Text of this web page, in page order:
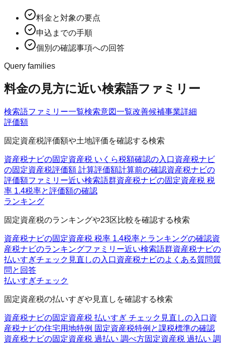
料金と対象の要点
申込までの手順
個別の確認事項への回答
Query families
料金の見方に近い検索語ファミリー
検索語ファミリー一覧検索意図一覧改善候補事業詳細
評価額
固定資産税評価額や土地評価を確認する検索
資産税ナビの固定資産税 いくら税額確認の入口資産税ナビ
の固定資産税評価額 計算評価額計算前の確認資産税ナビの
評価額ファミリー近い検索語群資産税ナビの固定資産税 税
率 1.4税率と評価額の確認
ランキング
固定資産税のランキングや23区比較を確認する検索
資産税ナビの固定資産税 税率 1.4税率とランキングの確認資
産税ナビのランキングファミリー近い検索語群資産税ナビの
払いすぎチェック 見直しの入口資産税ナビのよくある質問質
問と回答
払いすぎチェック
固定資産税の払いすぎや見直しを確認する検索
資産税ナビの固定資産税 払いすぎ チェック 見直しの入口資
産税ナビの住宅用地特例 固定資産税特例と課税標準の確認
資産税ナビの固定資産税 過払い 調べ方固定資産税 過払い 調